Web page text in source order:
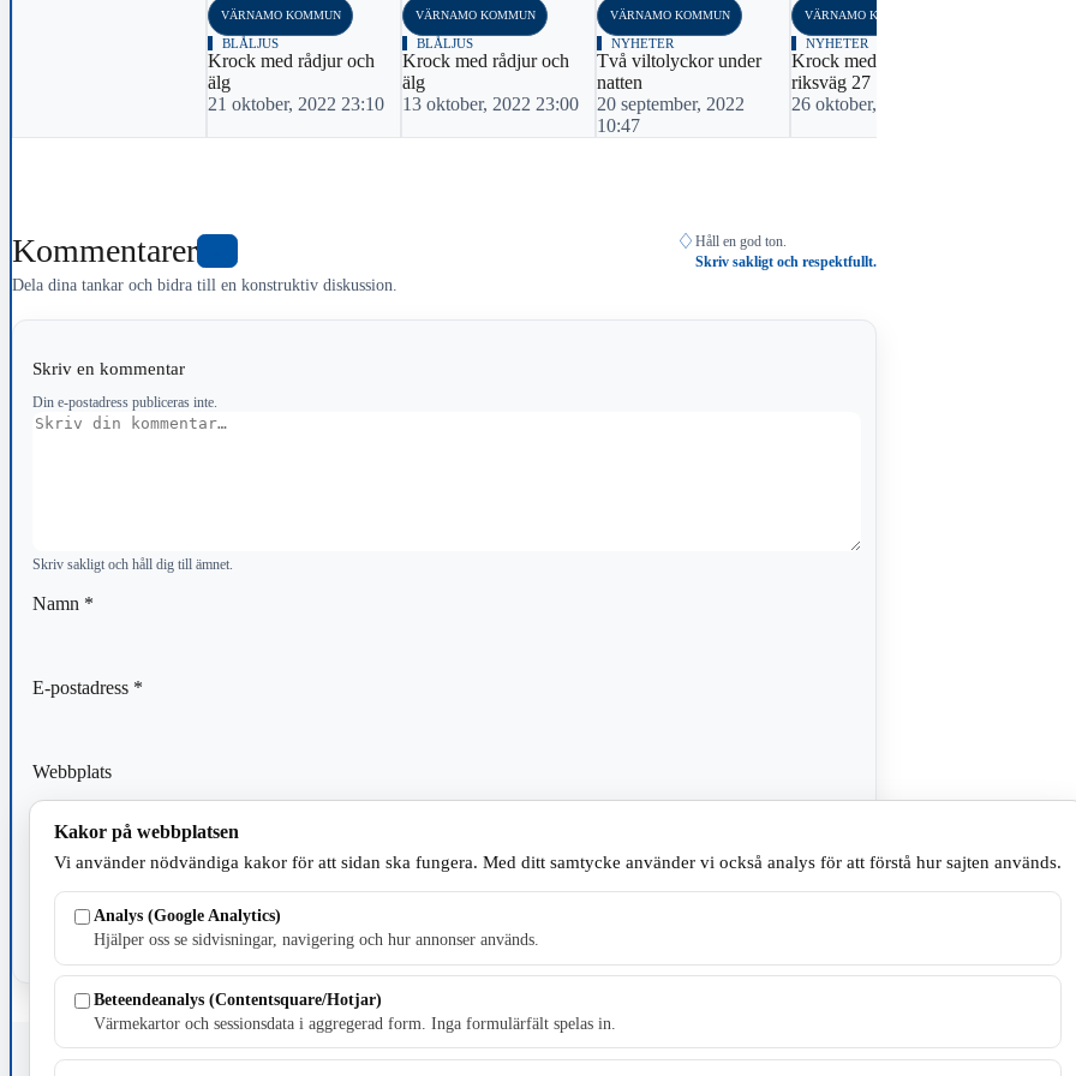
VÄRNAMO KOMMUN
BLÅLJUS
Krock med rådjur och
älg
21 oktober, 2022 23:10
VÄRNAMO KOMMUN
BLÅLJUS
Krock med rådjur och
älg
13 oktober, 2022 23:00
VÄRNAMO KOMMUN
NYHETER
Två viltolyckor under
natten
20 september, 2022
10:47
VÄRNAMO KOMMUN
NYHETER
Krock med rådjur på
riksväg 27
26 oktober, 2021 12:00
Kommentarer
Dela dina tankar och bidra till en konstruktiv diskussion.
♢ Håll en god ton.
Skriv sakligt och respektfullt.
Skriv en kommentar
Din e-postadress publiceras inte.
Kommentar
Skriv sakligt och håll dig till ämnet.
Namn *
E-postadress *
Webbplats
Spara mitt namn, min e-postadress och webbplats i denna webbläsare till nästa gång jag skriver en
Fristående webbtidningsföretag grundat 1991 som sedan 2002 ger ut tidningen Skillingaryd.nu och 2010 lanserades Värnamo.nu. Från
Gnosjö, Värnamo och Vaggeryds kommun.
Kakor på webbplatsen
Vi använder nödvändiga kakor för att sidan ska fungera. Med ditt samtycke använder vi också analys för att förstå hur sajten används.
Analys (Google Analytics)
Hjälper oss se sidvisningar, navigering och hur annonser används.
Beteendeanalys (Contentsquare/Hotjar)
Värmekartor och sessionsdata i aggregerad form. Inga formulärfält spelas in.